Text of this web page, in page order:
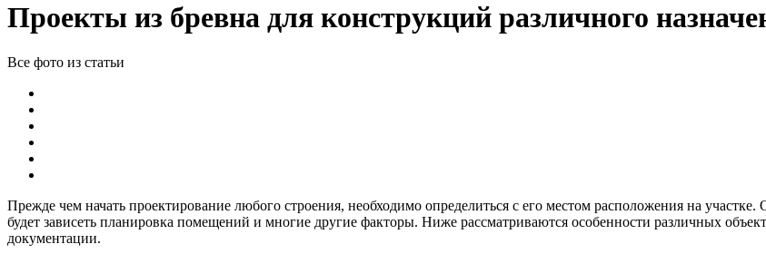
Проекты из бревна для конструкций различного
Все фото из статьи
Прежде чем начать проектирование любого строения, необходимо определиться с его местом расположения на участке.
будет зависеть планировка помещений и многие другие факторы. Ниже рассматриваются особенности различных
документации.